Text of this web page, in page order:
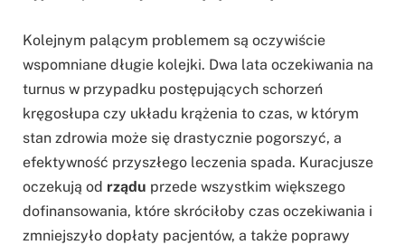
Kolejnym palącym problemem są oczywiście
wspomniane długie kolejki. Dwa lata oczekiwania na
turnus w przypadku postępujących schorzeń
kręgosłupa czy układu krążenia to czas, w którym
stan zdrowia może się drastycznie pogorszyć, a
efektywność przyszłego leczenia spada. Kuracjusze
oczekują od rządu przede wszystkim większego
dofinansowania, które skróciłoby czas oczekiwania i
zmniejszyło dopłaty pacjentów, a także poprawy